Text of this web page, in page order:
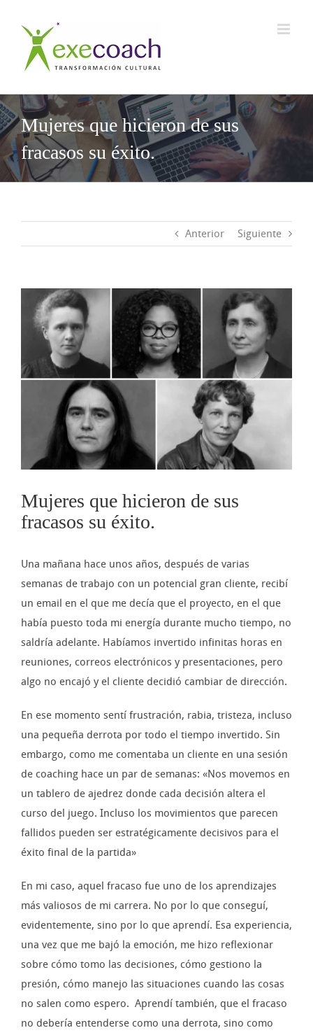
contenido
Mujeres que hicieron de sus
fracasos su éxito.
Anterior Siguiente
imagen
grande
Mujeres que hicieron de sus
fracasos su éxito.
Una mañana hace unos años, después de varias
semanas de trabajo con un potencial gran cliente, recibí
un email en el que me decía que el proyecto, en el que
había puesto toda mi energía durante mucho tiempo, no
saldría adelante. Habíamos invertido infinitas horas en
reuniones, correos electrónicos y presentaciones, pero
algo no encajó y el cliente decidió cambiar de dirección.
En ese momento sentí frustración, rabia, tristeza, incluso
una pequeña derrota por todo el tiempo invertido. Sin
embargo, como me comentaba un cliente en una sesión
de coaching hace un par de semanas: «Nos movemos en
un tablero de ajedrez donde cada decisión altera el
curso del juego. Incluso los movimientos que parecen
fallidos pueden ser estratégicamente decisivos para el
éxito final de la partida»
En mi caso, aquel fracaso fue uno de los aprendizajes
más valiosos de mi carrera. No por lo que conseguí,
evidentemente, sino por lo que aprendí. Esa experiencia,
una vez que me bajó la emoción, me hizo reflexionar
sobre cómo tomo las decisiones, cómo gestiono la
presión, cómo manejo las situaciones cuando las cosas
no salen como espero. Aprendí también, que el fracaso
no debería entenderse como una derrota, sino como